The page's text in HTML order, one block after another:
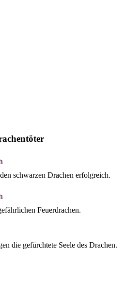
schwarzen Drachen erfolgreich.
Feuerdrachen.
die gefürchtete Seele des Drachen.